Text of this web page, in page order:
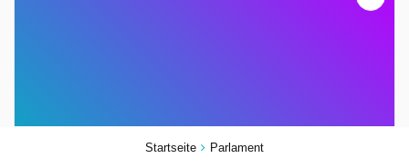
Startseite Parlament